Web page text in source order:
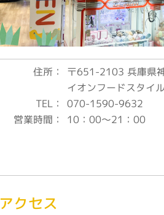
住所：
TEL：
営業時間：
〒651-2103 兵庫県
イオンフードスタイ
070-1590-9632
10：00～21：00
アクセス